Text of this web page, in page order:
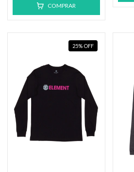
COMPRAR
25% OFF